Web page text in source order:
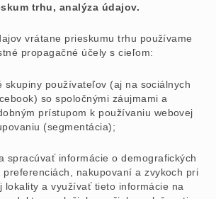
trhu, analýza údajov.
vrátane prieskumu trhu používame
propagačné účely s cieľom:
skupiny používateľov (aj na sociálnych
so spoločnými záujmami a
prístupom k používaniu webovej
(segmentácia);
spracúvať informácie o demografických
preferenciách, nakupovaní a zvykoch pri
lokality a využívať tieto informácie na